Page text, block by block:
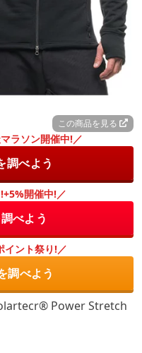
この商品を見る
ラソン開催中!／
調べよう
開催中!／
べよう
イント祭り!／
調べよう
Power Stretch